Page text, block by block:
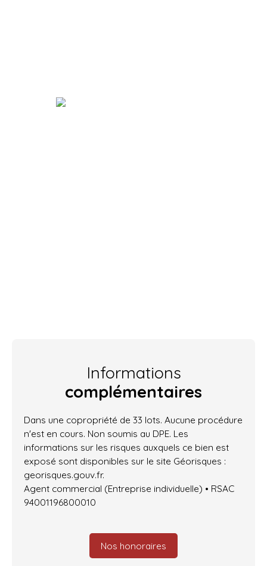
Informations
complémentaires
Dans une copropriété de 33 lots. Aucune procédure
n'est en cours. Non soumis au DPE. Les
informations sur les risques auxquels ce bien est
exposé sont disponibles sur le site Géorisques :
georisques.gouv.fr.
Agent commercial (Entreprise individuelle) • RSAC
94001196800010
Nos honoraires